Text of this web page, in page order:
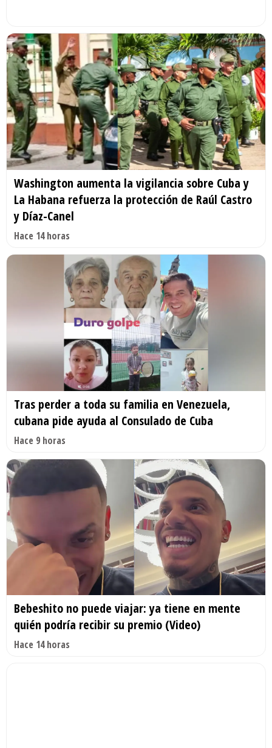
Washington aumenta la vigilancia sobre Cuba y
La Habana refuerza la protección de Raúl Castro
y Díaz-Canel
Hace 14 horas
Tras perder a toda su familia en Venezuela,
cubana pide ayuda al Consulado de Cuba
Hace 9 horas
Bebeshito no puede viajar: ya tiene en mente
quién podría recibir su premio (Video)
Hace 14 horas